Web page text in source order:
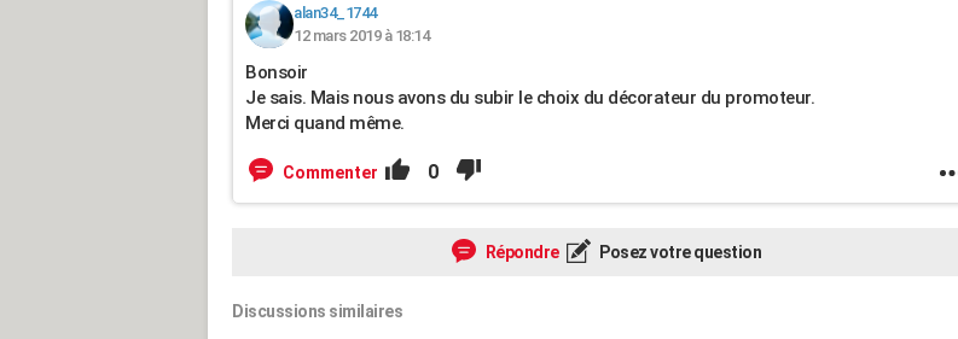
alan34_1744
12 mars 2019 à 18:14
Bonsoir
Je sais. Mais nous avons du subir le choix du décorateur du promoteur.
Merci quand même.
Commenter 0
Répondre Posez votre question
Discussions similaires